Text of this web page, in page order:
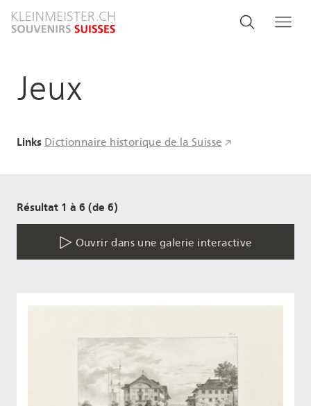
au
Search
Rechercher
Jeux
Links Dictionnaire historique de la Suisse
Résultat 1 à 6 (de 6)
Ouvrir dans une galerie interactive